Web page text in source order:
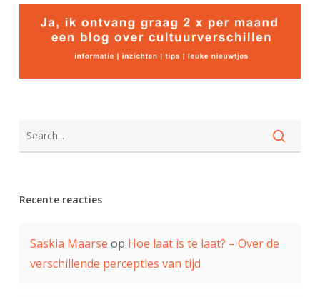
Recente reacties
Saskia Maarse op Hoe laat is te laat? – Over de
verschillende percepties van tijd